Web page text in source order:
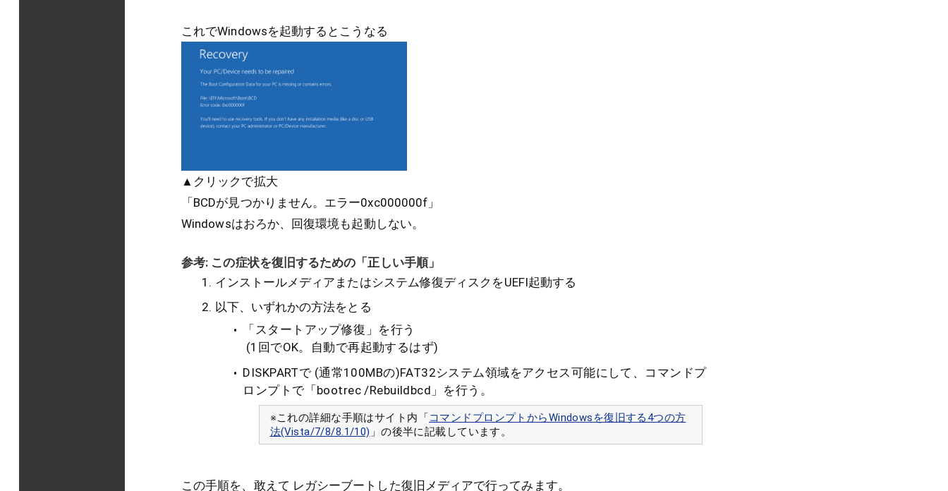
これでWindowsを起動するとこうなる
▲クリックで拡大
「BCDが見つかりません。エラー0xc000000f」
Windowsはおろか、回復環境も起動しない。
参考: この症状を復旧するための「正しい手順」
インストールメディアまたはシステム修復ディスクをUEFI起動する
以下、いずれかの方法をとる
「スタートアップ修復」を行う
(1回でOK。自動で再起動するはず)
DISKPARTで (通常100MBの)FAT32システム領域をアクセス可能にして、コマンドプ
ロンプトで「bootrec /Rebuildbcd」を行う。
※これの詳細な手順はサイト内「コマンドプロンプトからWindowsを復旧する4つの方
法(Vista/7/8/8.1/10) 」の後半に記載しています。
この手順を、敢えて レガシーブートした復旧メディアで行ってみます。